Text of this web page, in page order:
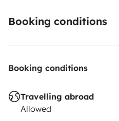
Booking conditions
Booking conditions
Travelling abroad
Allowed